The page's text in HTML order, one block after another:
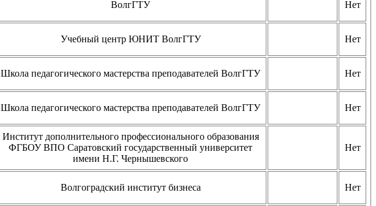
ВолгГТУ Нет
Учебный центр ЮНИТ ВолгГТУ Нет
Школа педагогического мастерства преподавателей ВолгГТУ Нет
Школа педагогического мастерства преподавателей ВолгГТУ Нет
Институт дополнительного профессионального образования
ФГБОУ ВПО Саратовский государственный университет
имени Н.Г. Чернышевского
Нет
Волгоградский институт бизнеса Нет